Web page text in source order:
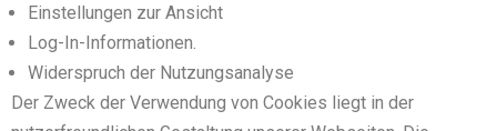
Einstellungen zur Ansicht
Log-In-Informationen.
Widerspruch der Nutzungsanalyse
Der Zweck der Verwendung von Cookies liegt in der